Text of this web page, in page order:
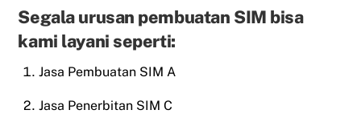
Segala urusan pembuatan SIM bisa
kami layani seperti:
Jasa Pembuatan SIM A
Jasa Penerbitan SIM C